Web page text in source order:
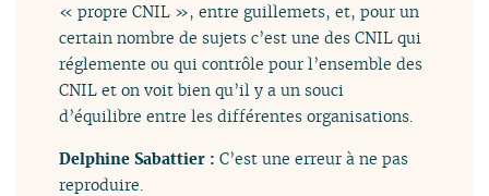
« propre CNIL », entre guillemets, et, pour un
certain nombre de sujets c’est une des CNIL qui
réglemente ou qui contrôle pour l’ensemble des
CNIL et on voit bien qu’il y a un souci
d’équilibre entre les différentes organisations.
Delphine Sabattier :C’est une erreur à ne pas
reproduire.